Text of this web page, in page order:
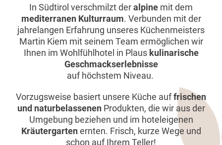
In Südtirol verschmilzt der alpine mit dem
mediterranen Kulturraum. Verbunden mit der
jahrelangen Erfahrung unseres Küchenmeisters
Martin Kiem mit seinem Team ermöglichen wir
Ihnen im Wohlfühlhotel in Plauskulinarische
Geschmackserlebnisse
auf höchstem Niveau.
Vorzugsweise basiert unsere Küche auffrischen
und naturbelassenen Produkten, die wir aus der
Umgebung beziehen und im hoteleigenen
Kräutergarten ernten. Frisch, kurze Wege und
schon auf Ihrem Teller!